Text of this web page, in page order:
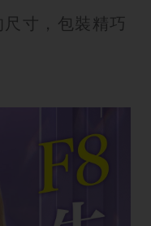
寸，包裝精巧